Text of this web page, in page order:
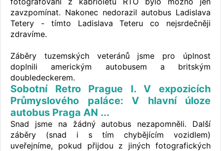
zavzpomínat. Nakonec nedorazil autobus Ladislava
Tetery - tímto Ladislava Teteru co nejsrdečněji
zdravíme.
Záběry tuzemských veteránů jsme pro úplnost
doplnili americkým autobusem a britským
doubledeckerem.
Sobotní Retro Prague I. V expozicích
Průmyslového paláce: V hlavní úloze
autobus Praga AN ...
Snad jsme na žádný autobus nezapomněli. Další
záběry (snad i s tím chybějícím vozidlem)
uveřejníme, pokud přijdou z jiných fotografických